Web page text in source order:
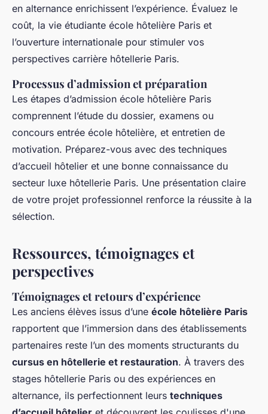
en alternance enrichissent l’expérience. Évaluez le
coût, la vie étudiante école hôtelière Paris et
l’ouverture internationale pour stimuler vos
perspectives carrière hôtellerie Paris.
Processus d’admission et préparation
Les étapes d’admission école hôtelière Paris
comprennent l’étude du dossier, examens ou
concours entrée école hôtelière, et entretien de
motivation. Préparez-vous avec des techniques
d’accueil hôtelier et une bonne connaissance du
secteur luxe hôtellerie Paris. Une présentation claire
de votre projet professionnel renforce la réussite à la
sélection.
Ressources, témoignages et
perspectives
Témoignages et retours d’expérience
Les anciens élèves issus d’une école hôtelière Paris
rapportent que l’immersion dans des établissements
partenaires reste l’un des moments structurants du
cursus en hôtellerie et restauration. À travers des
stages hôtellerie Paris ou des expériences en
alternance, ils perfectionnent leurs techniques